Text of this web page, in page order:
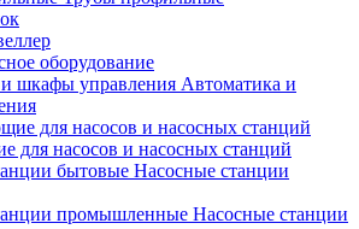
оборудование
Автоматика и
для насосов и насосных станций
Насосные станции
Насосные станции